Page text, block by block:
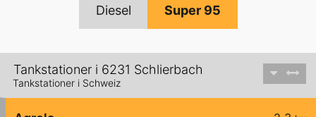
Diesel Super 95
Tankstationer i 6231 Schlierbach
Tankstationer i Schweiz